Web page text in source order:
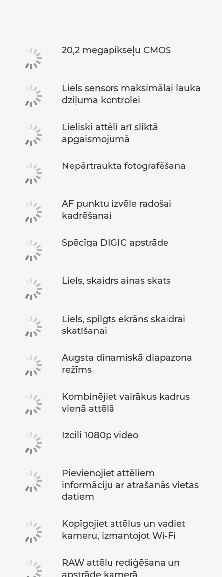
20,2 megapikseļu CMOS
Liels sensors maksimālai lauka
dziļuma kontrolei
Lieliski attēli arī sliktā
apgaismojumā
Nepārtraukta fotografēšana
AF punktu izvēle radošai
kadrēšanai
Spēcīga DIGIC apstrāde
Liels, skaidrs ainas skats
Liels, spilgts ekrāns skaidrai
skatīšanai
Augsta dinamiskā diapazona
režīms
Kombinējiet vairākus kadrus
vienā attēlā
Izcili 1080p video
Pievienojiet attēliem
informāciju ar atrašanās vietas
datiem
Kopīgojiet attēlus un vadiet
kameru, izmantojot Wi-Fi
RAW attēlu rediģēšana un
apstrāde kamerā